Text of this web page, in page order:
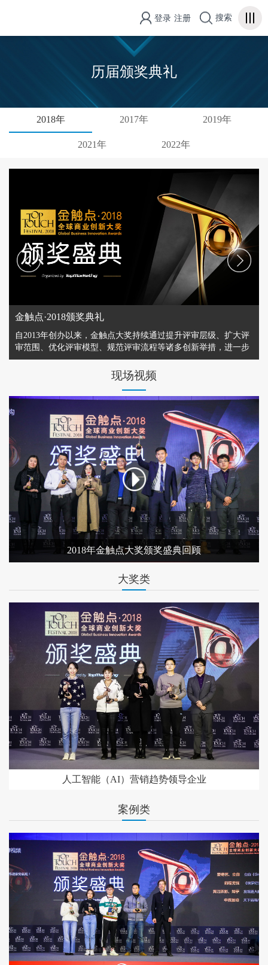
登录 注册 搜索
历届颁奖典礼
2018年 2017年 2019年
2021年 2022年
金触点·2018颁奖典礼
自2013年创办以来，金触点大奖持续通过提升评审层级、扩大评
审范围、优化评审模型、规范评审流程等诸多创新举措，进一步
提升大奖含金量、公信力及国际影响力。
现场视频
2018年金触点大奖颁奖盛典回顾
大奖类
人工智能（AI）营销趋势领导企业
案例类